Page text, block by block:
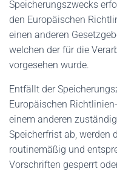
Speicherungszwecks
den Europäischen
einen anderen
welchen der für die
vorgesehen wurde.
Entfällt der
Europäischen
einem anderen
Speicherfrist ab, werden
routinemäßig und
Vorschriften gesperrt